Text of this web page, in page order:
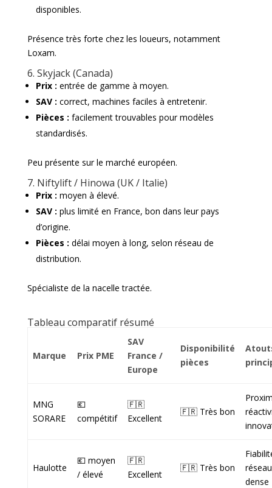
disponibles.
Présence très forte chez les loueurs, notamment
Loxam.
6. Skyjack (Canada)
Prix : entrée de gamme à moyen.
SAV : correct, machines faciles à entretenir.
Pièces : facilement trouvables pour modèles
standardisés.
Peu présente sur le marché européen.
7. Niftylift / Hinowa (UK / Italie)
Prix : moyen à élevé.
SAV : plus limité en France, bon dans leur pays
d’origine.
Pièces : délai moyen à long, selon réseau de
distribution.
Spécialiste de la nacelle tractée.
Tableau comparatif résumé
Marque Prix PME
SAV
France /
Europe
Disponibilité
pièces
MNG
SORARE
💶
compétitif
🇫🇷
Excellent
🇫🇷 Très bon
Haulotte
💶 moyen
/ élevé
🇫🇷
Excellent
🇫🇷 Très bon
réseau
dense